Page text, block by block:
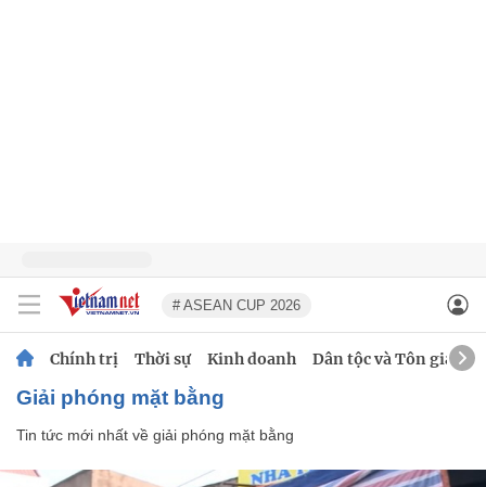
# ASEAN CUP 2026
Chính trị Thời sự Kinh doanh Dân tộc và Tôn giáo
giải phóng mặt bằng
Tin tức mới nhất về giải phóng mặt bằng